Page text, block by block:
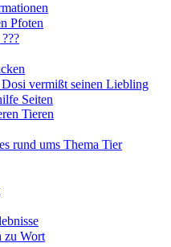
Pfoten
vermißt seinen Liebling
Seiten
Tieren
rund ums Thema Tier
zu Wort